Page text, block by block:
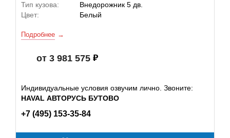
Тип кузова:
Внедорожник 5 дв.
Цвет:
Белый
Подробнее
от 3 981 575
Индивидуальные условия озвучим лично. Звоните:
HAVAL АВТОРУСЬ БУТОВО
+7 (495) 153-35-84